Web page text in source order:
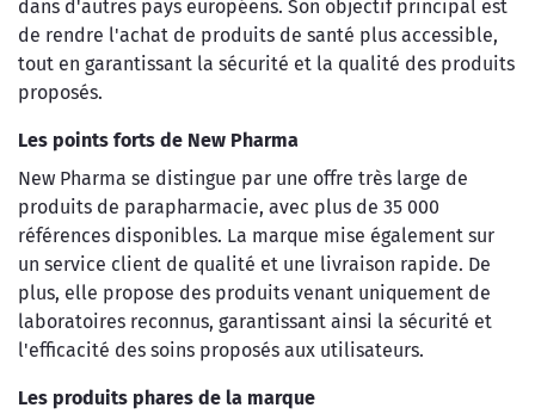
dans d'autres pays européens. Son objectif principal est
de rendre l'achat de produits de santé plus accessible,
tout en garantissant la sécurité et la qualité des produits
proposés.
Les points forts de New Pharma
New Pharma se distingue par une offre très large de
produits de parapharmacie, avec plus de 35 000
références disponibles. La marque mise également sur
un service client de qualité et une livraison rapide. De
plus, elle propose des produits venant uniquement de
laboratoires reconnus, garantissant ainsi la sécurité et
l'efficacité des soins proposés aux utilisateurs.
Les produits phares de la marque